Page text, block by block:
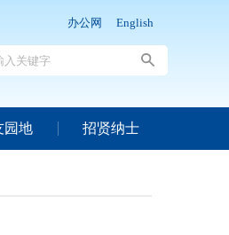
办公网 English
园地 招贤纳士